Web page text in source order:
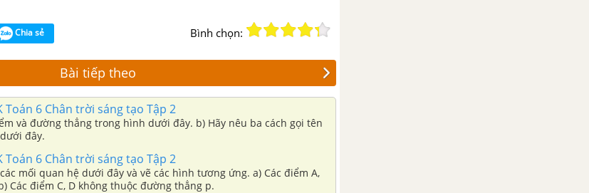
Chia sẻ Bình chọn:
Bài tiếp theo
Toán 6 Chân trời sáng tạo Tập 2
và đường thẳng trong hình dưới đây. b) Hãy nêu ba cách gọi tên
đây.
Toán 6 Chân trời sáng tạo Tập 2
mối quan hệ dưới đây và vẽ các hình tương ứng. a) Các điểm A,
Các điểm C, D không thuộc đường thẳng p.